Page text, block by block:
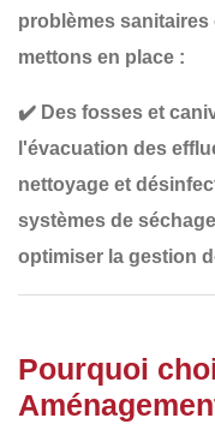
problèmes
mettons en place :
✔️ Des fosses et
l'évacuation des
nettoyage et
systèmes de
optimiser la gestion
Pourquoi